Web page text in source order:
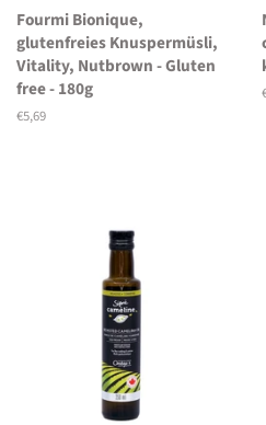
Fourmi Bionique,
glutenfreies Knuspermüsli,
Vitality, Nutbrown - Gluten
free - 180g
Normaler
€5,69